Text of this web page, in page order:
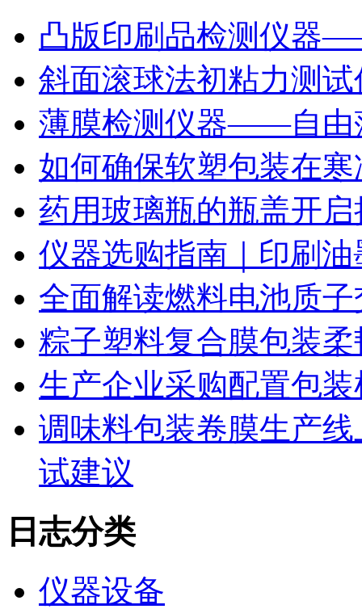
凸版印刷品检测仪器
斜面滚球法初粘力测
薄膜检测仪器——自由
如何确保软塑包装在
药用玻璃瓶的瓶盖开
仪器选购指南｜印刷
全面解读燃料电池质
粽子塑料复合膜包装
生产企业采购配置包
调味料包装卷膜生产
试建议
日志分类
仪器设备